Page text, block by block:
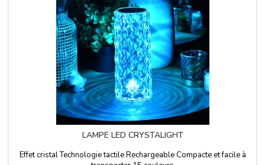
LAMPE LED CRYSTALIGHT
Effet cristal Technologie tactile Rechargeable Compacte et facile à